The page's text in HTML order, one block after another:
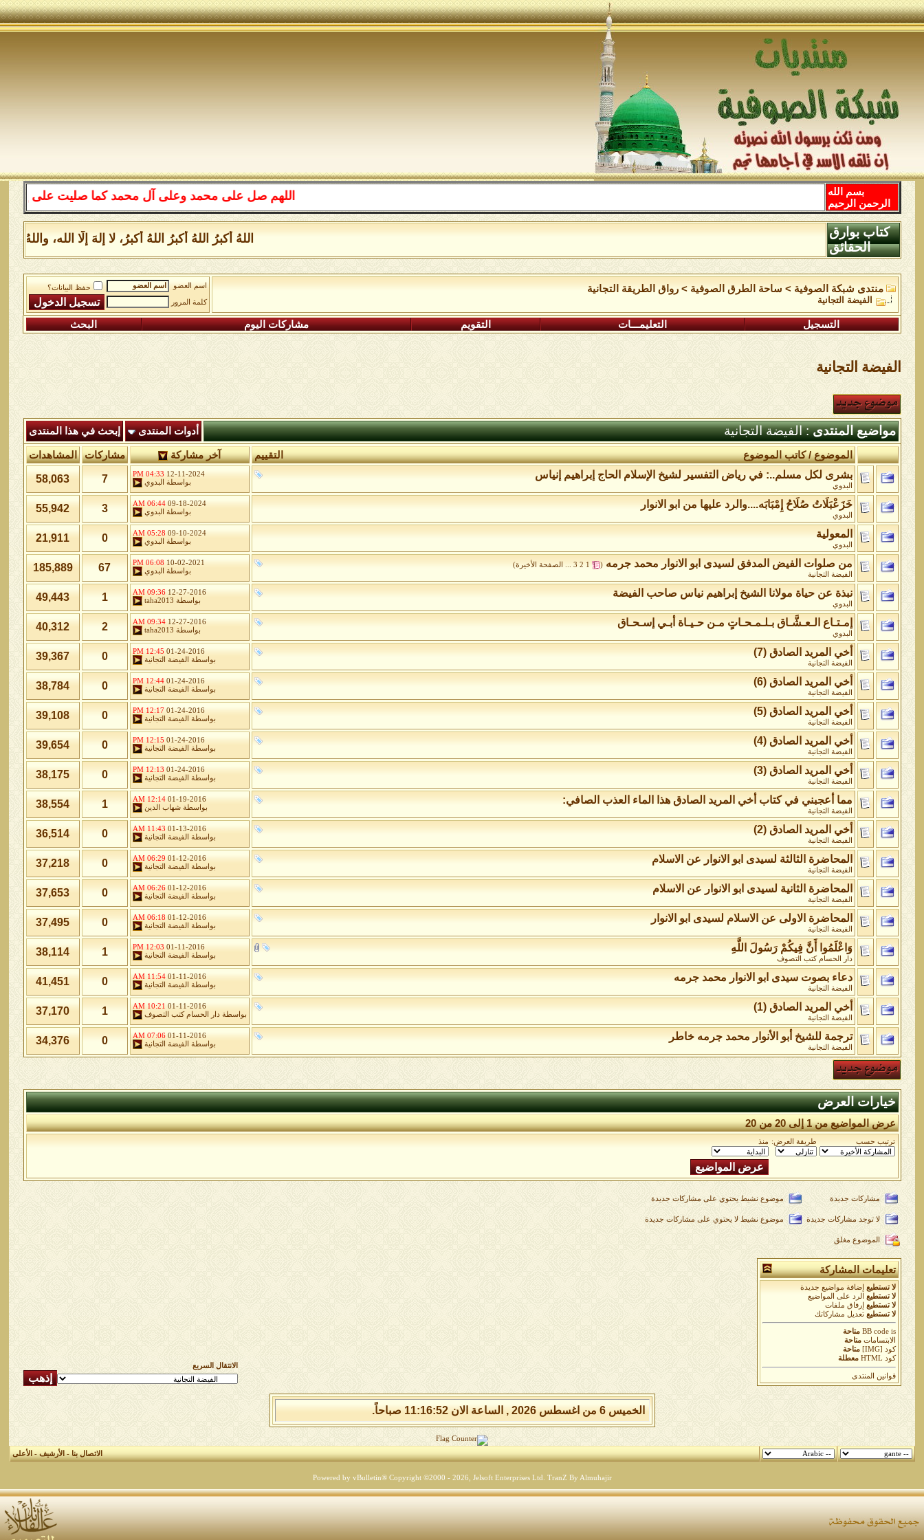
اللهم صل على محمد وعلى آل محمد كما صليت على إبراهيم
بسم الله
الرحمن الرحيم
اللهُ أكبرُ اللهُ أكبرُ اللهُ أكبرُ، لا إلهَ إلَّا الله، واللهُ
كتاب بوارق
الحقائق
منتدى شبكة الصوفية > ساحة الطرق الصوفية >رواق الطريقة التجانية
الفيضة التجانية
اسم العضو
حفظ البيانات؟
كلمة المرور
التسجيل التعليمـــات التقويم مشاركات اليوم البحث
الفيضة التجانية
مواضيع المنتدى: الفيضة التجانية أدوات المنتدى إبحث في هذا المنتدى
التقييم الموضوع/كاتب الموضوع آخر مشاركة مشاركات المشاهدات
بشرى لكل مسلم..: في رياض التفسير لشيخ الإسلام الحاج إبراهيم إنياس
البدوي
12-11-2024
04:33 PM
بواسطة
البدوي 7
58,063
خَزَعْبَلَاتُ صُلَاحُ إِمْبَابَه....والرد عليها من ابو الانوار
البدوي
09-18-2024
06:44 AM
بواسطة
البدوي 3
55,942
المعولية
البدوي
09-10-2024
05:28 AM
بواسطة
البدوي 0
21,911
من صلوات الفيض المدفق لسيدى ابو الانوار محمد جرمه‏
(
1
2
3 الصفحة الأخيرة)
الفيضة التجانية
10-02-2021
06:08 PM
بواسطة
البدوي 67
185,889
نبذة عن حياة مولانا الشيخ إبراهيم نياس صاحب الفيضة
البدوي
12-27-2016
09:36 AM
بواسطة taha2013
1
49,443
إمـتـاع الـعـشَّـاق بـلـمـحـاتٍ مـن حـيـاة أبـي إسـحـاق
البدوي
12-27-2016
09:34 AM
بواسطة taha2013
2
40,312
أخي المريد الصادق (7)
الفيضة التجانية
01-24-2016
12:45 PM
بواسطة
الفيضة التجانية 0
39,367
أخي المريد الصادق (6)
الفيضة التجانية
01-24-2016
12:44 PM
بواسطة
الفيضة التجانية 0
38,784
أخي المريد الصادق (5)
الفيضة التجانية
01-24-2016
12:17 PM
بواسطة
الفيضة التجانية 0
39,108
أخي المريد الصادق (4)
الفيضة التجانية
01-24-2016
12:15 PM
بواسطة
الفيضة التجانية 0
39,654
أخي المريد الصادق (3)
الفيضة التجانية
01-24-2016
12:13 PM
بواسطة
الفيضة التجانية 0
38,175
مما أعجبني في كتاب أخي المريد الصادق هذا الماء العذب الصافي:
الفيضة التجانية
01-19-2016
12:14 AM
بواسطةشهاب الدين 1
38,554
أخي المريد الصادق (2)
الفيضة التجانية
01-13-2016
11:43 AM
بواسطة
الفيضة التجانية 0
36,514
المحاضرة الثالثة لسيدى ابو الانوار عن الاسلام
الفيضة التجانية
01-12-2016
06:29 AM
بواسطة
الفيضة التجانية 0
37,218
المحاضرة الثانية لسيدى ابو الانوار عن الاسلام
الفيضة التجانية
01-12-2016
06:26 AM
بواسطة
الفيضة التجانية 0
37,653
المحاضرة الاولى عن الاسلام لسيدى ابو الانوار
الفيضة التجانية
01-12-2016
06:18 AM
بواسطة
الفيضة التجانية 0
37,495
وَاعْلَمُوا أَنَّ فِيكُمْ رَسُولَ اللَّهِ
دار الحسام كتب التصوف
01-11-2016
12:03 PM
بواسطة
الفيضة التجانية 1
38,114
دعاء بصوت سيدى ابو الانوار محمد جرمه
الفيضة التجانية
01-11-2016
11:54 AM
بواسطة
الفيضة التجانية 0
41,451
أخي المريد الصادق (1)
الفيضة التجانية
01-11-2016
10:21 AM
بواسطةدار الحسام كتب التصوف 1
37,170
ترجمة للشيخ أبو الأنوار محمد جرمه خاطر
الفيضة التجانية
01-11-2016
07:06 AM
بواسطة
الفيضة التجانية 0
34,376
خيارات العرض
عرض المواضيع من 1 إلى 20 من 20
ترتيب حسب طريقة العرض: منذ
مشاركات جديدة موضوع نشيط يحتوي على مشاركات جديدة
لا توجد مشاركات جديدة موضوع نشيط لا يحتوي على مشاركات جديدة
الموضوع مغلق
تعليمات المشاركة
لا تستطيع
إضافة مواضيع جديدة
لا تستطيع
الرد على المواضيع
لا تستطيع
إرفاق ملفات
لا تستطيع تعديل مشاركاتك
BB codeis
متاحة
الابتسامات متاحة
كود [IMG]
متاحة
كود HTML
معطلة
قوانين المنتدى
الانتقال السريع
الخميس 6 من اغسطس 2026 , الساعة الان 11:16:52 صباحاً.
الاتصال بنا-الأرشيف-الأعلى
Powered by vBulletin® Copyright ©2000 - 2026, Jelsoft Enterprises Ltd. TranZ By Almuhajir